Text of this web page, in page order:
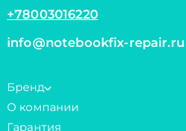
+78003016220
info@notebookfix-repair.ru
Бренд
О компании
Гарантия